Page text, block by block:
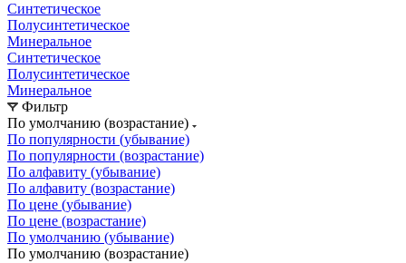
Синтетическое
Полусинтетическое
Минеральное
Синтетическое
Полусинтетическое
Минеральное
Фильтр
По умолчанию (возрастание)
По популярности (убывание)
По популярности (возрастание)
По алфавиту (убывание)
По алфавиту (возрастание)
По цене (убывание)
По цене (возрастание)
По умолчанию (убывание)
По умолчанию (возрастание)